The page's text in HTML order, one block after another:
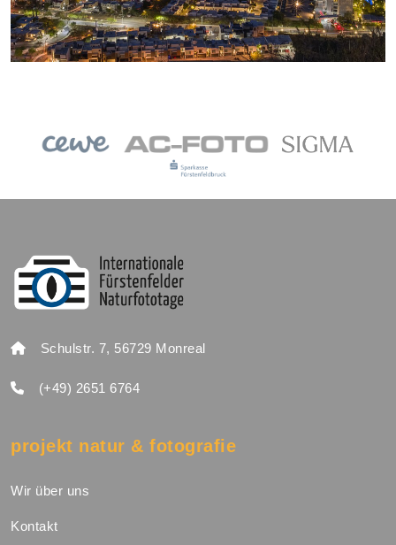
Schulstr. 7, 56729 Monreal
(+49) 2651 6764
projekt natur & fotografie
Wir über uns
Kontakt